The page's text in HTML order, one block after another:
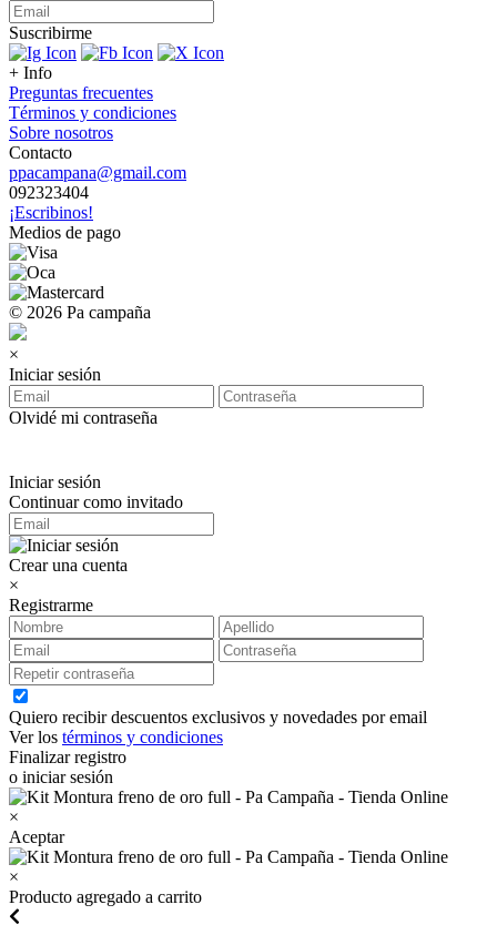
Suscribirme
+ Info
Preguntas frecuentes
Términos y condiciones
Sobre nosotros
Contacto
ppacampana@gmail.com
092323404
¡Escribinos!
Medios de pago
© 2026 Pa campaña
×
Iniciar sesión
Olvidé mi contraseña
Iniciar sesión
Continuar como invitado
Crear una cuenta
×
Registrarme
Quiero recibir descuentos exclusivos y novedades por email
Ver los términos y condiciones
Finalizar registro
o iniciar sesión
×
Aceptar
×
Producto agregado a carrito